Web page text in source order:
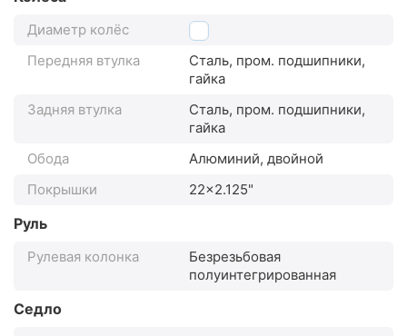
Диаметр колёс
22"
Передняя втулка
Сталь, пром. подшипники,
гайка
Задняя втулка
Сталь, пром. подшипники,
гайка
Обода
Алюминий, двойной
Покрышки
22x2.125"
Руль
Рулевая колонка
Безрезьбовая
полуинтегрированная
Седло